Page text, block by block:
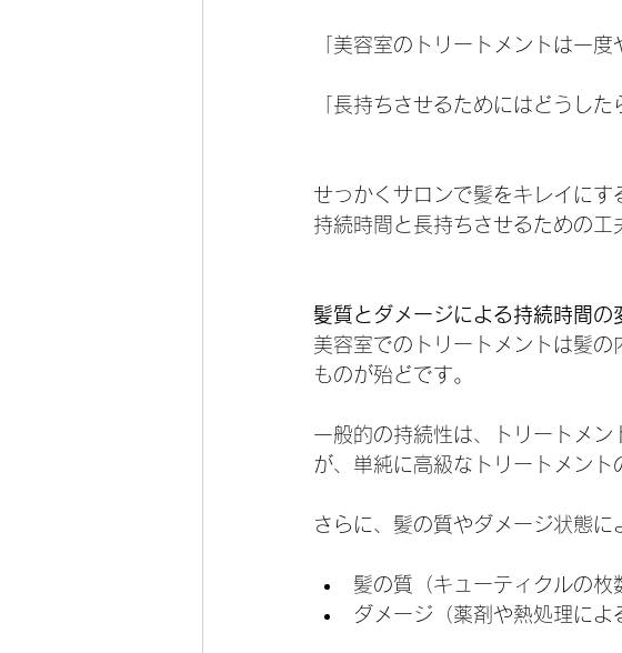
「美容室のトリートメントは一
「長持ちさせるためにはどうした
せっかくサロンで髪をキレイにす
持続時間と長持ちさせるための工
髪質とダメージによる持続時間の
美容室でのトリートメントは髪
ものが殆どです。
一般的の持続性は、トリートメン
が、単純に高級なトリートメント
さらに、髪の質やダメージ状態
髪の質（キューティクルの枚
ダメージ（薬剤や熱処理によ